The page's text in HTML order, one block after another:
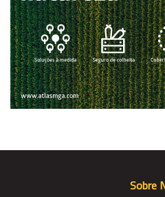
Sobre